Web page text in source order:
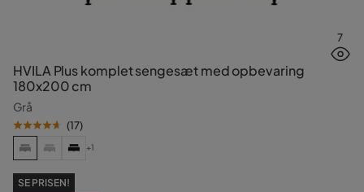
7
HVILA Plus komplet sengesæt med opbevaring
180x200 cm
Grå
(17)
+1
SE PRISEN!